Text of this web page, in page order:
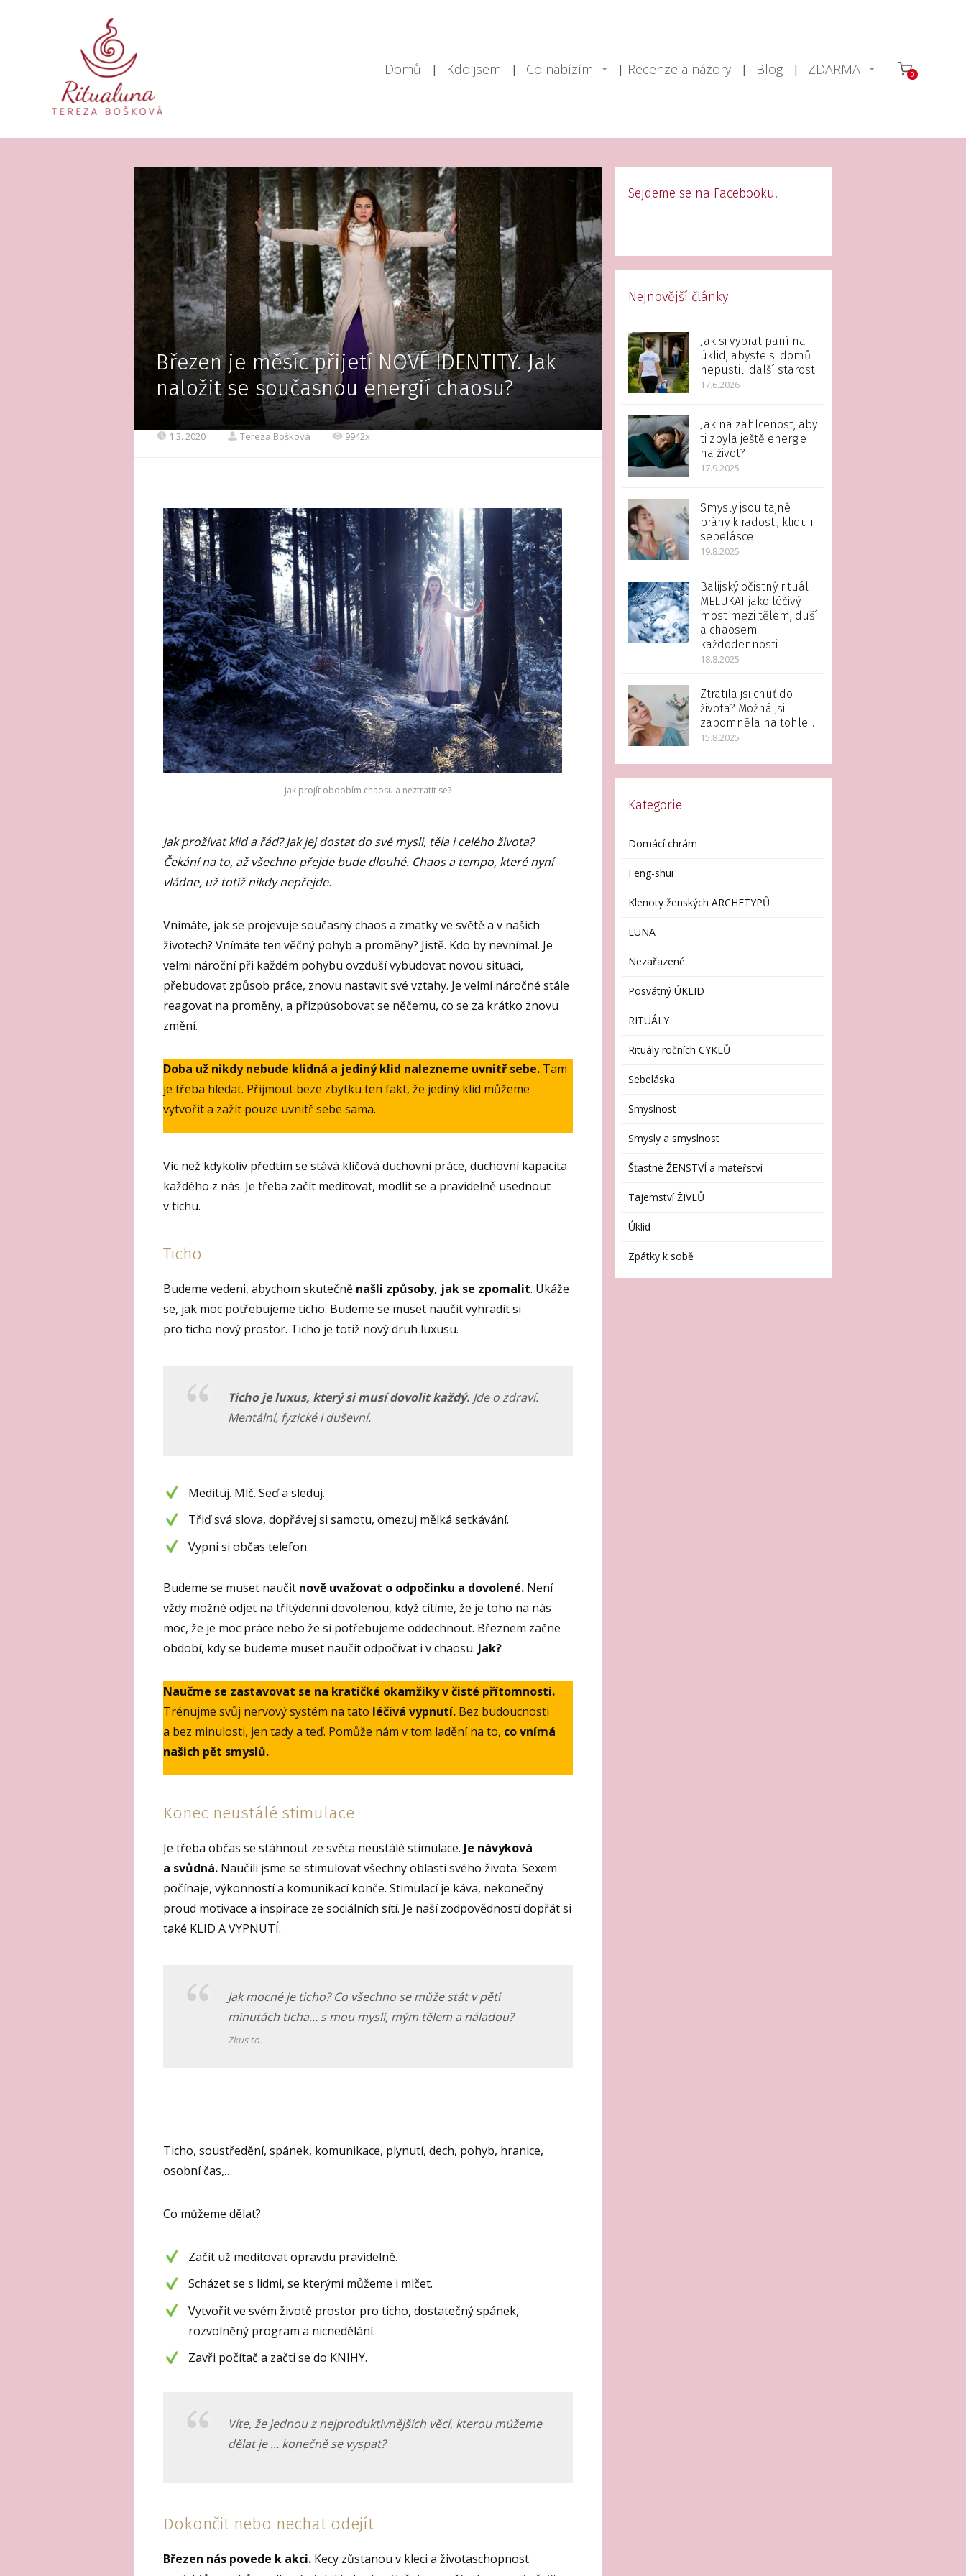
Domů Kdo jsem Co nabízím Recenze a názory Blog ZDARMA 0
Březen je měsíc přijetí NOVÉ IDENTITY. Jak
naložit se současnou energií chaosu?
1.3. 2020 Tereza Bošková 9942x
Jak projít obdobím chaosu a neztratit se?
Jak prožívat klid a řád? Jak jej dostat do své mysli, těla i celého života?
Čekání na to, až všechno přejde bude dlouhé. Chaos a tempo, které nyní
vládne, už totiž nikdy nepřejde.
Vnímáte, jak se projevuje současný chaos a zmatky ve světě a v našich
životech? Vnímáte ten věčný pohyb a proměny? Jistě. Kdo by nevnímal. Je
velmi nároční při každém pohybu ovzduší vybudovat novou situaci,
přebudovat způsob práce, znovu nastavit své vztahy. Je velmi náročné stále
reagovat na proměny, a přizpůsobovat se něčemu, co se za krátko znovu
změní.
Doba už nikdy nebude klidná a jediný klid nalezneme uvnitř sebe. Tam
je třeba hledat. Přijmout beze zbytku ten fakt, že jediný klid můžeme
vytvořit a zažít pouze uvnitř sebe sama.
Víc než kdykoliv předtím se stává klíčová duchovní práce, duchovní kapacita
každého z nás. Je třeba začít meditovat, modlit se a pravidelně usednout
v tichu.
Ticho
Budeme vedeni, abychom skutečně našli způsoby, jak se zpomalit. Ukáže
se, jak moc potřebujeme ticho. Budeme se muset naučit vyhradit si
pro ticho nový prostor. Ticho je totiž nový druh luxusu.
Ticho je luxus, který si musí dovolit každý. Jde o zdraví.
Mentální, fyzické i duševní.
Medituj. Mlč. Seď a sleduj.
Třiď svá slova, dopřávej si samotu, omezuj mělká setkávání.
Vypni si občas telefon.
Budeme se muset naučit nově uvažovat o odpočinku a dovolené. Není
vždy možné odjet na třítýdenní dovolenou, když cítíme, že je toho na nás
moc, že je moc práce nebo že si potřebujeme oddechnout. Březnem začne
období, kdy se budeme muset naučit odpočívat i v chaosu. Jak?
Naučme se zastavovat se na kratičké okamžiky v čisté přítomnosti.
Trénujme svůj nervový systém na tato léčivá vypnutí. Bez budoucnosti
a bez minulosti, jen tady a teď. Pomůže nám v tom ladění na to, co vnímá
našich pět smyslů.
Konec neustálé stimulace
Je třeba občas se stáhnout ze světa neustálé stimulace. Je návyková
a svůdná. Naučili jsme se stimulovat všechny oblasti svého života. Sexem
počínaje, výkonností a komunikací konče. Stimulací je káva, nekonečný
proud motivace a inspirace ze sociálních sítí. Je naší zodpovědností dopřát si
také KLID A VYPNUTÍ.
Jak mocné je ticho? Co všechno se může stát v pěti
minutách ticha… s mou myslí, mým tělem a náladou?
Zkus to.
Ticho, soustředění, spánek, komunikace, plynutí, dech, pohyb, hranice,
osobní čas,…
Co můžeme dělat?
Začít už meditovat opravdu pravidelně.
Scházet se s lidmi, se kterými můžeme i mlčet.
Vytvořit ve svém životě prostor pro ticho, dostatečný spánek,
rozvolněný program a nicnedělání.
Zavři počítač a začti se do KNIHY.
Víte, že jednou z nejproduktivnějších věcí, kterou můžeme
dělat je … konečně se vyspat?
Dokončit nebo nechat odejít
Březen nás povede k akci. Kecy zůstanou v kleci a životaschopnost
Sejdeme se na Facebooku!
Nejnovější články
Jak si vybrat paní na
úklid, abyste si domů
nepustili další starost
17.6.2026
Jak na zahlcenost, aby
ti zbyla ještě energie
na život?
17.9.2025
Smysly jsou tajné
brány k radosti, klidu i
sebelásce
19.8.2025
Balijský očistný rituál
MELUKAT jako léčivý
most mezi tělem, duší
a chaosem
každodennosti
18.8.2025
Ztratila jsi chuť do
života? Možná jsi
zapomněla na tohle...
15.8.2025
Kategorie
Domácí chrám
Feng-shui
Klenoty ženských ARCHETYPŮ
LUNA
Nezařazené
Posvátný ÚKLID
RITUÁLY
Rituály ročních CYKLŮ
Sebeláska
Smyslnost
Smysly a smyslnost
Šťastné ŽENSTVÍ a mateřství
Tajemství ŽIVLŮ
Úklid
Zpátky k sobě